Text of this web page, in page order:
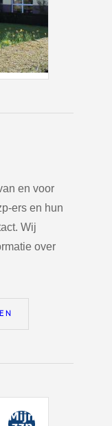
en voor
ers en hun
Wij
over